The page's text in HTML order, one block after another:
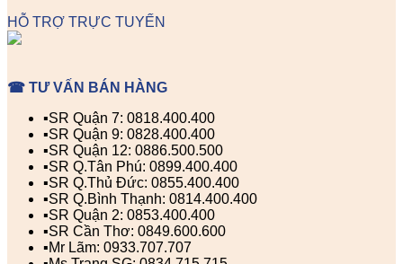
HỖ TRỢ TRỰC TUYẾN
☎ TƯ VẤN BÁN HÀNG
▪️SR Quận 7: 0818.400.400
▪️SR Quận 9: 0828.400.400
▪️SR Quận 12: 0886.500.500
▪️SR Q.Tân Phú: 0899.400.400
▪️SR Q.Thủ Đức: 0855.400.400
▪️SR Q.Bình Thạnh: 0814.400.400
▪️SR Quận 2: 0853.400.400
▪️SR Cần Thơ: 0849.600.600
▪️Mr Lãm: 0933.707.707